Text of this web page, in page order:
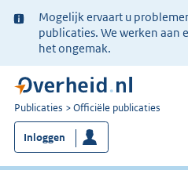
Ter
informatie:
Mogelijk ervaart u
publicaties. We werken aan
het ongemak.
U
bent
nu
hier:
Publicaties Officiële publicaties
Inloggen